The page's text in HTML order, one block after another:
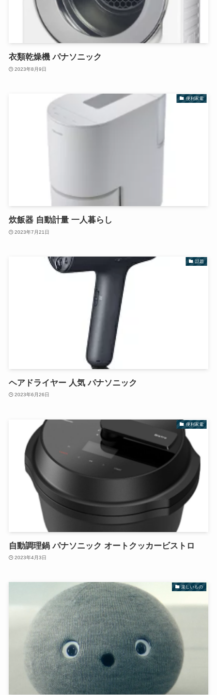
衣類乾燥機 パナソニック
2023年8月9日
便利家電
炊飯器 自動計量 一人暮らし
2023年7月21日
話題
ヘアドライヤー 人気 パナソニック
2023年6月26日
便利家電
自動調理鍋 パナソニック オートクッカービストロ
2023年4月3日
楽しいもの